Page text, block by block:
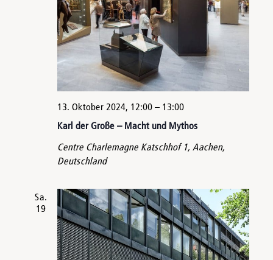
Karl der Große – Macht und Mythos
13. Oktober 2024, 12:00– 13:00
Centre Charlemagne Katschhof 1, Aachen,
Deutschland
Sa.
19